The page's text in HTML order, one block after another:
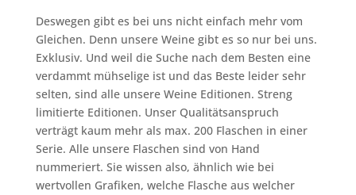
Deswegen gibt es bei uns nicht einfach mehr vom
Gleichen. Denn unsere Weine gibt es so nur bei uns.
Exklusiv. Und weil die Suche nach dem Besten eine
verdammt mühselige ist und das Beste leider sehr
selten, sind alle unsere Weine Editionen. Streng
limitierte Editionen. Unser Qualitätsanspruch
verträgt kaum mehr als max. 200 Flaschen in einer
Serie. Alle unsere Flaschen sind von Hand
nummeriert. Sie wissen also, ähnlich wie bei
wertvollen Grafiken, welche Flasche aus welcher